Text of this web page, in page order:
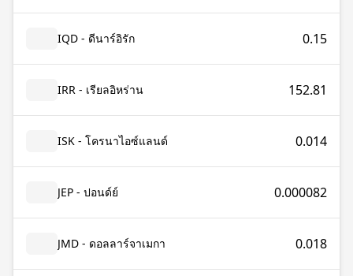
IQD - ดีนาร์อิรัก 0.15
IRR - เรียลอิหร่าน 152.81
ISK - โครนาไอซ์แลนด์ 0.014
JEP - ปอนด์ย์ 0.000082
JMD - ดอลลาร์จาเมกา 0.018